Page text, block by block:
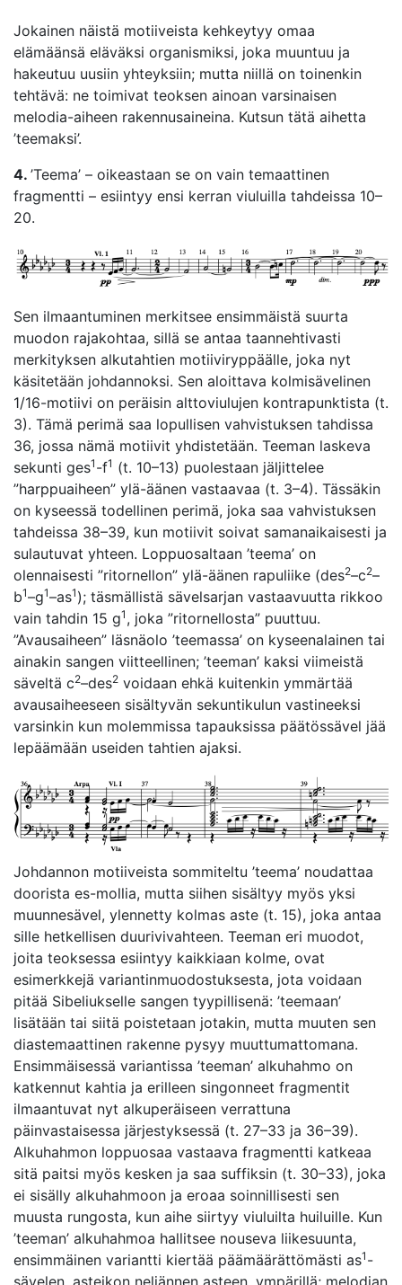
Jokainen näistä motiiveista kehkeytyy omaa
elämäänsä eläväksi organismiksi, joka muuntuu ja
hakeutuu uusiin yhteyksiin; mutta niillä on toinenkin
tehtävä: ne toimivat teoksen ainoan varsinaisen
melodia-aiheen rakennusaineina. Kutsun tätä aihetta
’teemaksi’.
4. ’Teema’ – oikeastaan se on vain temaattinen
fragmentti – esiintyy ensi kerran viuluilla tahdeissa 10–
20.
Sen ilmaantuminen merkitsee ensimmäistä suurta
muodon rajakohtaa, sillä se antaa taannehtivasti
merkityksen alkutahtien motiiviryppäälle, joka nyt
käsitetään johdannoksi. Sen aloittava kolmisävelinen
1/16-motiivi on peräisin alttoviulujen kontrapunktista (t.
3). Tämä perimä saa lopullisen vahvistuksen tahdissa
36, jossa nämä motiivit yhdistetään. Teeman laskeva
sekunti ges1 -f1 (t. 10–13) puolestaan jäljittelee
”harppuaiheen” ylä-äänen vastaavaa (t. 3–4). Tässäkin
on kyseessä todellinen perimä, joka saa vahvistuksen
tahdeissa 38–39, kun motiivit soivat samanaikaisesti ja
sulautuvat yhteen. Loppuosaltaan ’teema’ on
olennaisesti ”ritornellon” ylä-äänen rapuliike (des2–c2–
b1–g1–as1 ); täsmällistä sävelsarjan vastaavuutta rikkoo
vain tahdin 15 g1 , joka ”ritornellosta” puuttuu.
”Avausaiheen” läsnäolo ’teemassa’ on kyseenalainen tai
ainakin sangen viitteellinen; ’teeman’ kaksi viimeistä
säveltä c2–des2 voidaan ehkä kuitenkin ymmärtää
avausaiheeseen sisältyvän sekuntikulun vastineeksi
varsinkin kun molemmissa tapauksissa päätössävel jää
lepäämään useiden tahtien ajaksi.
Johdannon motiiveista sommiteltu ’teema’ noudattaa
doorista es-mollia, mutta siihen sisältyy myös yksi
muunnesävel, ylennetty kolmas aste (t. 15), joka antaa
sille hetkellisen duurivivahteen. Teeman eri muodot,
joita teoksessa esiintyy kaikkiaan kolme, ovat
esimerkkejä variantinmuodostuksesta, jota voidaan
pitää Sibeliukselle sangen tyypillisenä: ’teemaan’
lisätään tai siitä poistetaan jotakin, mutta muuten sen
diastemaattinen rakenne pysyy muuttumattomana.
Ensimmäisessä variantissa ’teeman’ alkuhahmo on
katkennut kahtia ja erilleen singonneet fragmentit
ilmaantuvat nyt alkuperäiseen verrattuna
päinvastaisessa järjestyksessä (t. 27–33 ja 36–39).
Alkuhahmon loppuosaa vastaava fragmentti katkeaa
sitä paitsi myös kesken ja saa suffiksin (t. 30–33), joka
ei sisälly alkuhahmoon ja eroaa soinnillisesti sen
muusta rungosta, kun aihe siirtyy viuluilta huiluille. Kun
’teeman’ alkuhahmoa hallitsee nouseva liikesuunta,
ensimmäinen variantti kiertää päämäärättömästi as1 -
sävelen, asteikon neljännen asteen, ympärillä; melodian